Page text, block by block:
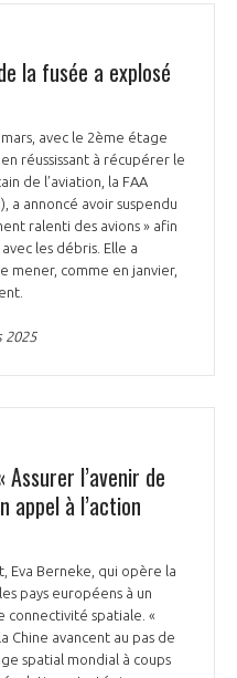
la fusée a explosé
avec le 2ème étage
réussissant à récupérer le
de l’aviation, la FAA
a annoncé avoir suspendu
ralenti des avions » afin
les débris. Elle a
mener, comme en janvier,
2025
Assurer l’avenir de
appel à l’action
Eva Berneke, qui opère la
pays européens à un
connectivité spatiale. «
Chine avancent au pas de
spatial mondial à coups